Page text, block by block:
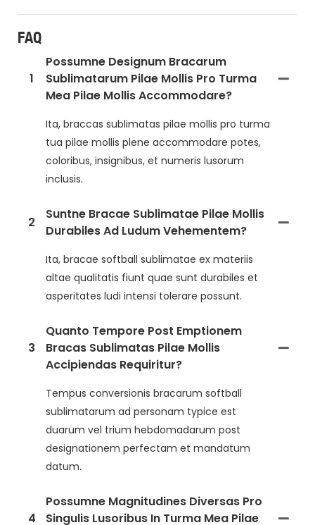
FAQ
1
Possumne Designum Bracarum
Sublimatarum Pilae Mollis Pro Turma
Mea Pilae Mollis Accommodare?
Ita, braccas sublimatas pilae mollis pro turma
tua pilae mollis plene accommodare potes,
coloribus, insignibus, et numeris lusorum
inclusis.
2
Suntne Bracae Sublimatae Pilae Mollis
Durabiles Ad Ludum Vehementem?
Ita, bracae softball sublimatae ex materiis
altae qualitatis fiunt quae sunt durabiles et
asperitates ludi intensi tolerare possunt.
3
Quanto Tempore Post Emptionem
Bracas Sublimatas Pilae Mollis
Accipiendas Requiritur?
Tempus conversionis bracarum softball
sublimatarum ad personam typice est
duarum vel trium hebdomadarum post
designationem perfectam et mandatum
datum.
4
Possumne Magnitudines Diversas Pro
Singulis Lusoribus In Turma Mea Pilae